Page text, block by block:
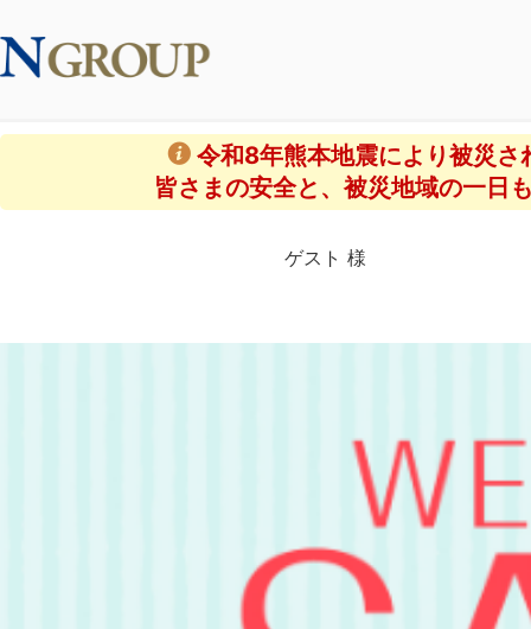
令和8年熊本地震により被災
皆さまの安全と、被災地域の一日
ゲスト 様